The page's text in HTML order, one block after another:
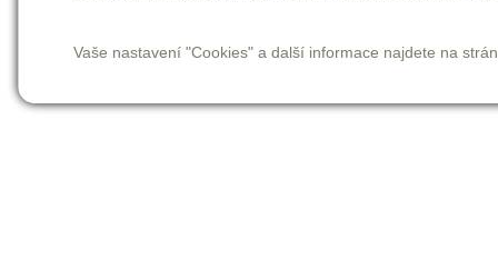
Vaše nastavení "Cookies" a další informace najdete na